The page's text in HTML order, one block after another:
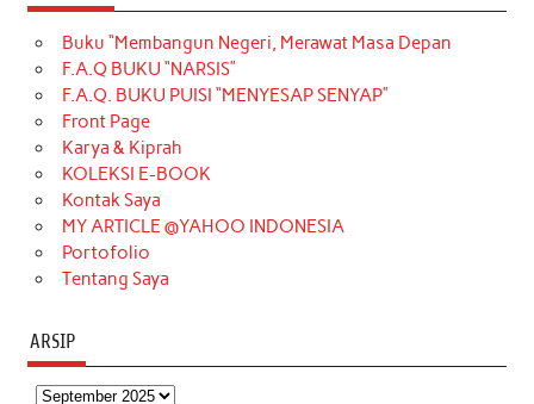
e
b
o
o
k
t
a
g
r
a
m
T
o
k
t
e
r
k
e
d
t
t
e
T
u
b
Buku “Membangun Negeri, Merawat Masa Depan
F.A.Q BUKU “NARSIS”
F.A.Q. BUKU PUISI “MENYESAP SENYAP”
Front Page
Karya & Kiprah
KOLEKSI E-BOOK
Kontak Saya
MY ARTICLE @YAHOO INDONESIA
Portofolio
Tentang Saya
ARSIP
Arsip